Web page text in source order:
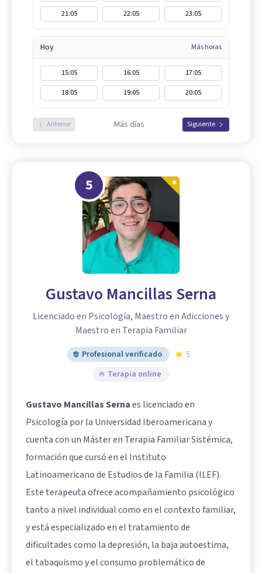
21:05
22:05 23:05
Hoy Más horas
15:05 16:05
17:05
18:05
19:05 20:05
Anterior Más días Siguiente
5
Gustavo Mancillas Serna
Licenciado en Psicología, Maestro en Adicciones y
Maestro en Terapia Familiar
Profesional verificado
5
Terapia online
Gustavo Mancillas Sernaes licenciado en
Psicología por la Universidad Iberoamericana y
cuenta con un Máster en Terapia Familiar Sistémica,
formación que cursó en el Instituto
Latinoamericano de Estudios de la Familia (ILEF).
Este terapeuta ofrece acompañamiento psicológico
tanto a nivel individual como en el contexto familiar,
y está especializado en el tratamiento de
dificultades como la depresión, la baja autoestima,
el tabaquismo y el consumo problemático de